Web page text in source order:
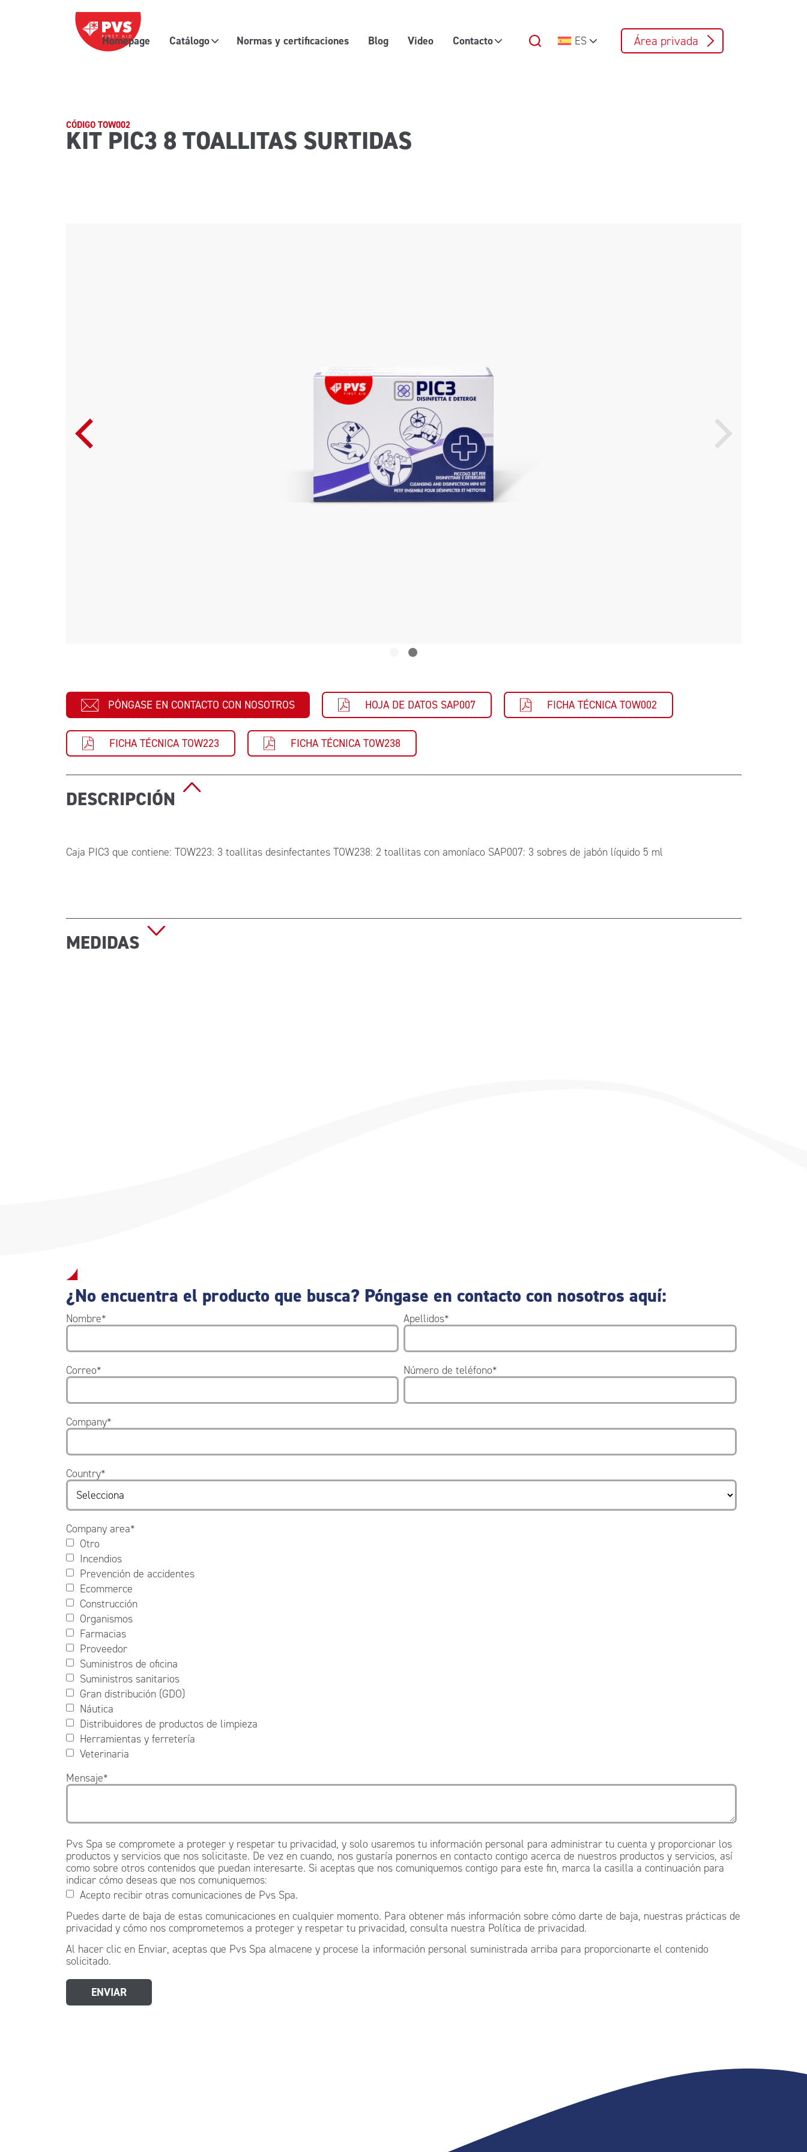
Saltar al contenido
Navegación principal
Homepage Catálogo Normas y certificaciones Blog Video Contacto ES Área privada
CÓDIGO TOW002
KIT PIC3 8 TOALLITAS SURTIDAS
PÓNGASE EN CONTACTO CON NOSOTROS HOJA DE DATOS SAP007 FICHA TÉCNICA TOW002
FICHA TÉCNICA TOW223 FICHA TÉCNICA TOW238
DESCRIPCIÓN
Caja PIC3 que contiene: TOW223: 3 toallitas desinfectantes TOW238: 2 toallitas con amoníaco SAP007: 3 sobres de jabón líquido 5 ml
MEDIDAS
¿No encuentra el producto que busca? Póngase en contacto con nosotros aquí:
Nombre* Apellidos*
Correo* Número de teléfono*
Company*
Country*
Company area*
Otro
Incendios
Prevención de accidentes
Ecommerce
Construcción
Organismos
Farmacias
Proveedor
Suministros de oficina
Suministros sanitarios
Gran distribución (GDO)
Náutica
Distribuidores de productos de limpieza
Herramientas y ferretería
Veterinaria
Mensaje*
Pvs Spa se compromete a proteger y respetar tu privacidad, y solo usaremos tu información personal para administrar tu cuenta y proporcionar los
productos y servicios que nos solicitaste. De vez en cuando, nos gustaría ponernos en contacto contigo acerca de nuestros productos y servicios, así
como sobre otros contenidos que puedan interesarte. Si aceptas que nos comuniquemos contigo para este fin, marca la casilla a continuación para
indicar cómo deseas que nos comuniquemos:
Acepto recibir otras comunicaciones de Pvs Spa.
Puedes darte de baja de estas comunicaciones en cualquier momento. Para obtener más información sobre cómo darte de baja, nuestras prácticas de
privacidad y cómo nos comprometemos a proteger y respetar tu privacidad, consulta nuestra Política de privacidad.
Al hacer clic en Enviar, aceptas que Pvs Spa almacene y procese la información personal suministrada arriba para proporcionarte el contenido
solicitado.